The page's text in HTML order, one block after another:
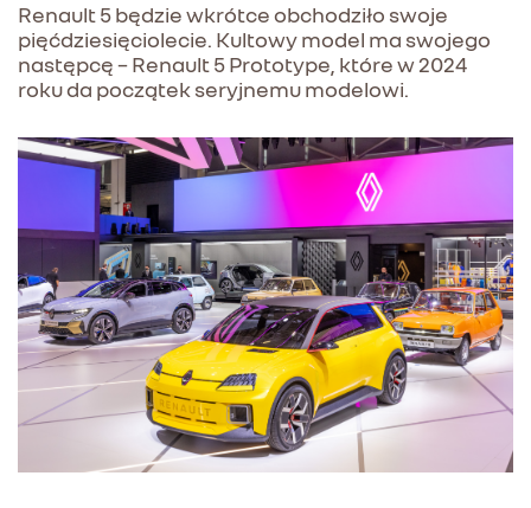
Renault 5 będzie wkrótce obchodziło swoje
pięćdziesięciolecie. Kultowy model ma swojego
następcę – Renault 5 Prototype, które w 2024
roku da początek seryjnemu modelowi.